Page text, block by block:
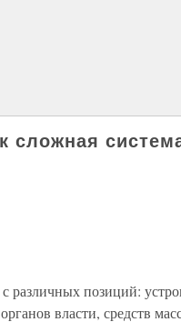
сложная
различных позиций:
власти, средств